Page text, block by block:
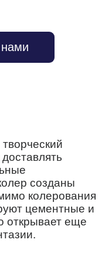
нами
созданы
колерования
цементные и
открывает еще